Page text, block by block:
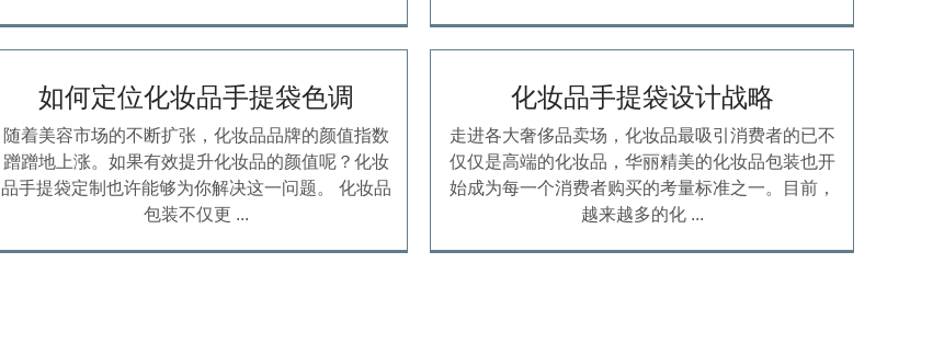
如何定位化妆品手提袋色调
随着美容市场的不断扩张，化妆品品牌的颜值指数
蹭蹭地上涨。如果有效提升化妆品的颜值呢？化妆
品手提袋定制也许能够为你解决这一问题。 化妆品
包装不仅更 ...
化妆品手提袋设计战略
走进各大奢侈品卖场，化妆品最吸引消费者的已不
仅仅是高端的化妆品，华丽精美的化妆品包装也开
始成为每一个消费者购买的考量标准之一。目前，
越来越多的化 ...